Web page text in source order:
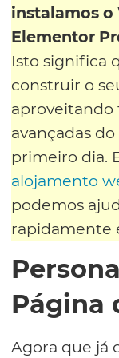
instalamos o
Elementor
Isto significa
construir o
aproveitando
avançadas
primeiro dia.
alojamento
podemos
rapidamente
Página
Agora que já